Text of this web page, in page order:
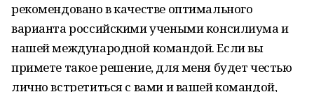
рекомендовано в качестве оптимального
варианта российскими учеными консилиума и
нашей международной командой. Если вы
примете такое решение, для меня будет честью
лично встретиться с вами и вашей командой,